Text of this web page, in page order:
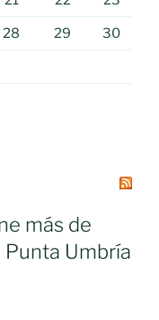
28 29 30
más de
Umbría